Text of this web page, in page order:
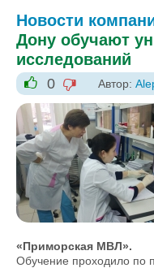
Новости
Дону обучают
исследований
+1
0
-1
Автор:
«Приморская МВЛ».
Обучение проходило по